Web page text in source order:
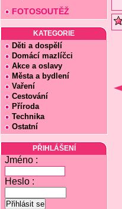
FOTOSOUTĚŽ
KATEGORIE
Děti a dospělí
Domácí mazlíčci
Akce a oslavy
Města a bydlení
Vaření
Cestování
Příroda
Technika
Ostatní
PŘIHLÁŠENÍ
Jméno :
Heslo :